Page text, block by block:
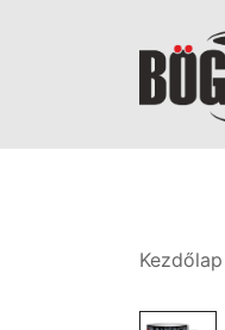
Bögréd
Kezdőlap